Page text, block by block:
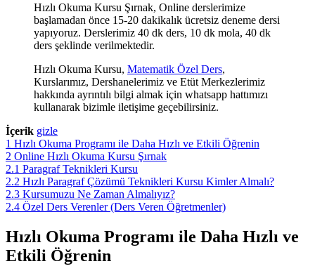
Hızlı Okuma Kursu Şırnak, Online derslerimize
başlamadan önce 15-20 dakikalık ücretsiz deneme dersi
yapıyoruz. Derslerimiz 40 dk ders, 10 dk mola, 40 dk
ders şeklinde verilmektedir.
Hızlı Okuma Kursu, Matematik Özel Ders,
Kurslarımız, Dershanelerimiz ve Etüt Merkezlerimiz
hakkında ayrıntılı bilgi almak için whatsapp hattımızı
kullanarak bizimle iletişime geçebilirsiniz.
İçerik gizle
1 Hızlı Okuma Programı ile Daha Hızlı ve Etkili Öğrenin
2 Online Hızlı Okuma Kursu Şırnak
2.1 Paragraf Teknikleri Kursu
2.2 Hızlı Paragraf Çözümü Teknikleri Kursu Kimler Almalı?
2.3 Kursumuzu Ne Zaman Almalıyız?
2.4 Özel Ders Verenler (Ders Veren Öğretmenler)
Hızlı Okuma Programı ile Daha Hızlı ve
Etkili Öğrenin